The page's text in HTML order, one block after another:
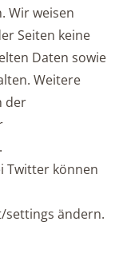
Wir weisen
Seiten keine
Daten sowie
Weitere
der
Twitter können
ändern.